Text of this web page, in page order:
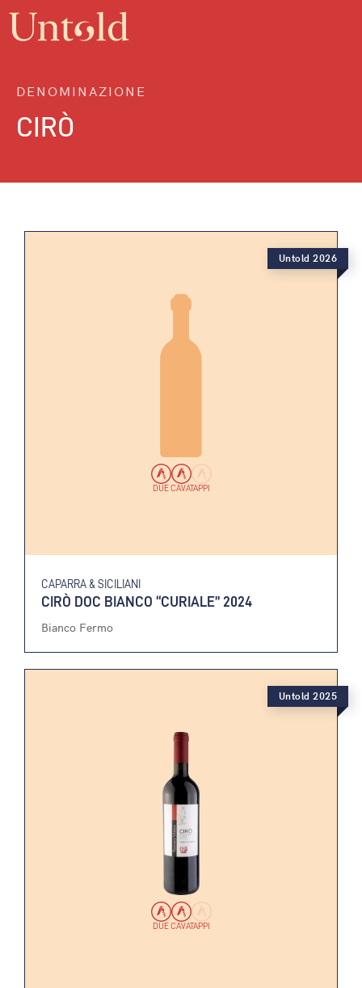
DENOMINAZIONE
CIRÒ
DUE CAVATAPPI
CAPARRA & SICILIANI
CIRÒ DOC BIANCO “CURIALE” 2024
Bianco Fermo
Untold 2026
DUE CAVATAPPI
Untold 2025